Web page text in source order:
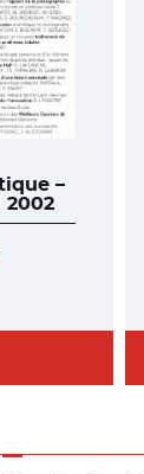
–
2002